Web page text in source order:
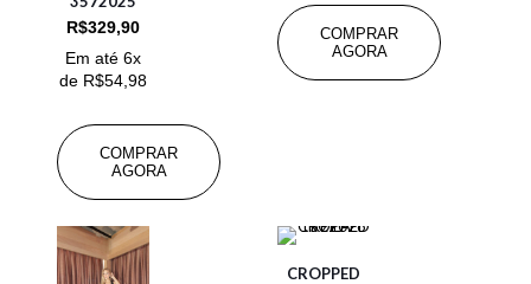
R$329,90
Em até 6x
de R$54,98
COMPRAR
AGORA
COMPRAR
AGORA
CROPPED